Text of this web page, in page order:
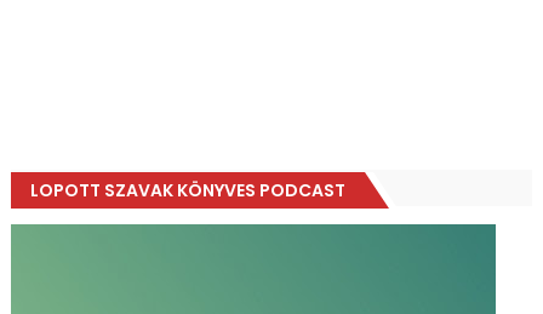
LOPOTT SZAVAK KÖNYVES PODCAST